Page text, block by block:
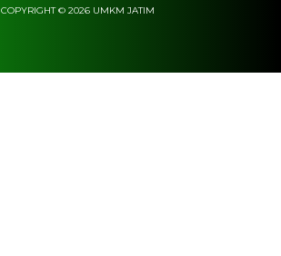
COPYRIGHT © 2026 UMKM JATIM